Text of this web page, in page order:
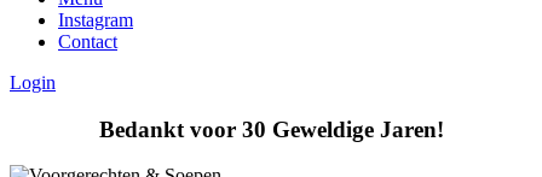
Instagram
Contact
Login
Bedankt voor 30 Geweldige Jaren!